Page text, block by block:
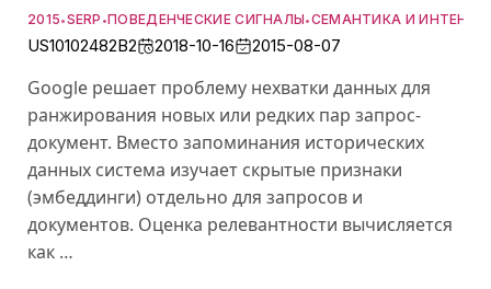
2015•SERP •ПОВЕДЕНЧЕСКИЕ СИГНАЛЫ•СЕМАНТИКА И ИНТЕНТ
US10102482B2 2018-10-16 2015-08-07
Google решает проблему нехватки данных для
ранжирования новых или редких пар запрос-
документ. Вместо запоминания исторических
данных система изучает скрытые признаки
(эмбеддинги) отдельно для запросов и
документов. Оценка релевантности вычисляется
как …